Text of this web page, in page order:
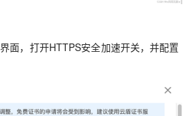
界面，打开HTTPS安全加速开关，并配置